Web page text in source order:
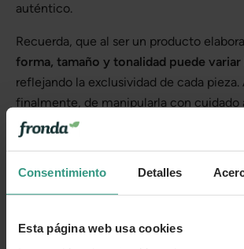
Consentimiento Detalles
Esta página web usa cookies
auténtico.
Recuerda, que al ser un producto
forma, tamaño y tonalidad puede
reflejando la exclusividad de cada pieza.
finalmente, de manipularla con cuidado
para evitar rayaduras y disfrutar de su